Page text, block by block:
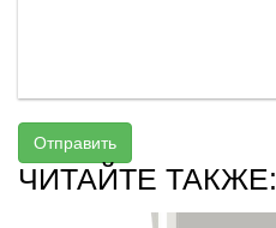
Отправить
ЧИТАЙТЕ ТАКЖЕ: